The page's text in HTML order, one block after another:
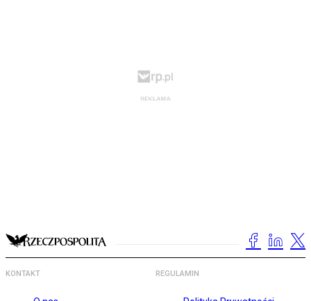
KONTAKT REGULAMIN